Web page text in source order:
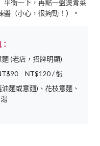
平衡一下，再點一盤燙青菜
（小心，很夠勁！）。
(老店，招牌明顯)
– NT$120 / 盤
麵或意麵)、花枝意麵、